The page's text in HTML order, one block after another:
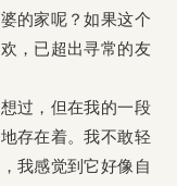
的家呢？如果这个
，已超出寻常的友
过，但在我的一段
存在着。我不敢轻
我感觉到它好像自